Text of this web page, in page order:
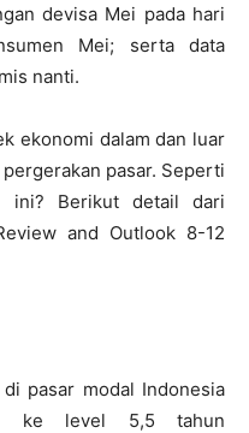
devisa Mei pada hari
Mei; serta data
nanti.
ekonomi dalam dan luar
pasar. Seperti
ini? Berikut detail dari
and Outlook 8-12
pasar modal Indonesia
ke level 5,5 tahun